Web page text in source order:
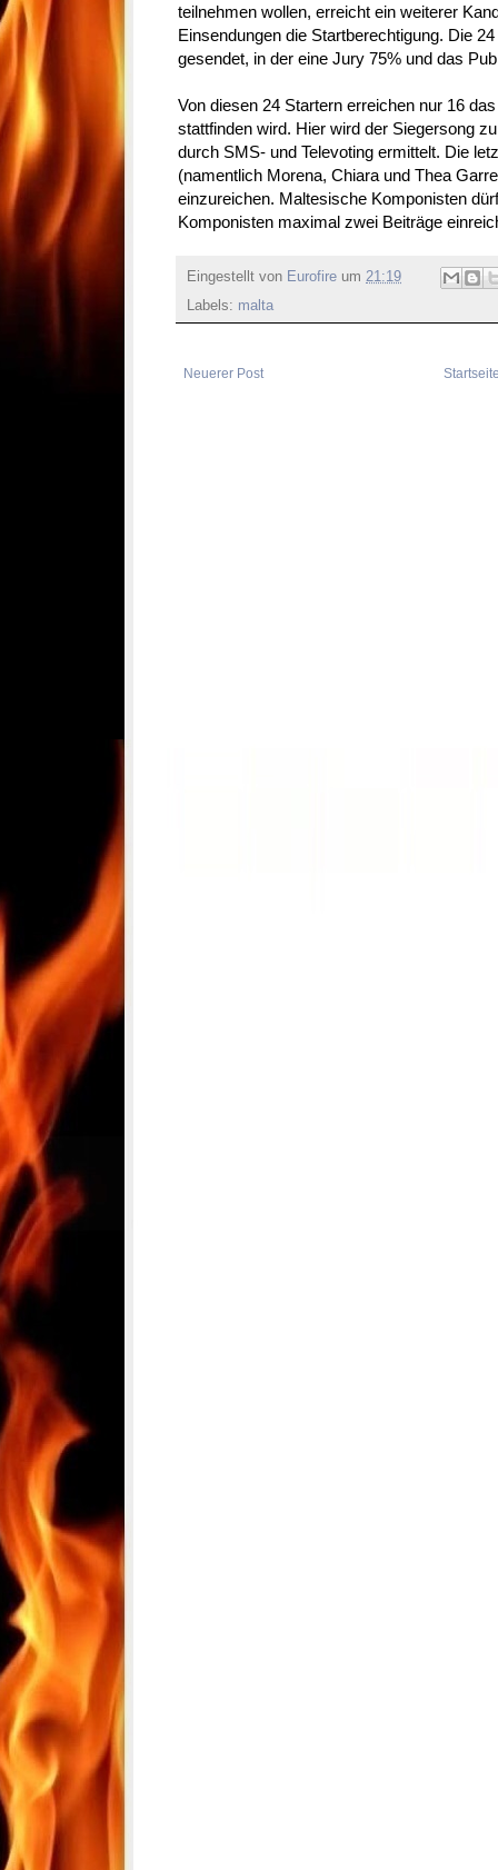
teilnehmen wollen, erreicht ein weiterer
Einsendungen die Startberechtigung. Die
gesendet, in der eine Jury 75% und das
Von diesen 24 Startern erreichen nur 16
stattfinden wird. Hier wird der Siegersong
durch SMS- und Televoting ermittelt. Die
(namentlich Morena, Chiara und Thea
einzureichen. Maltesische Komponisten
Komponisten maximal zwei Beiträge
Eingestellt von Eurofire um 21:19
Labels: malta
Neuerer Post